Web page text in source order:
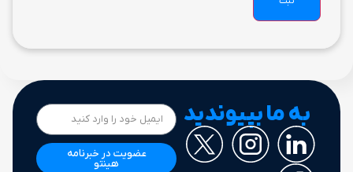
به ما بپیوندید
عضویت در خبرنامه
هینتو